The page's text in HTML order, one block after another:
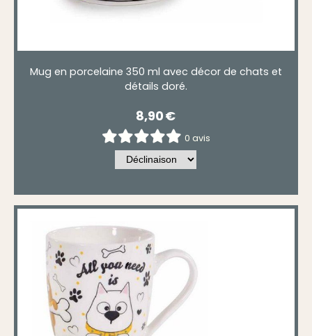
Mug en porcelaine 350 ml avec décor de chats et
détails doré.
8,90€
0 avis